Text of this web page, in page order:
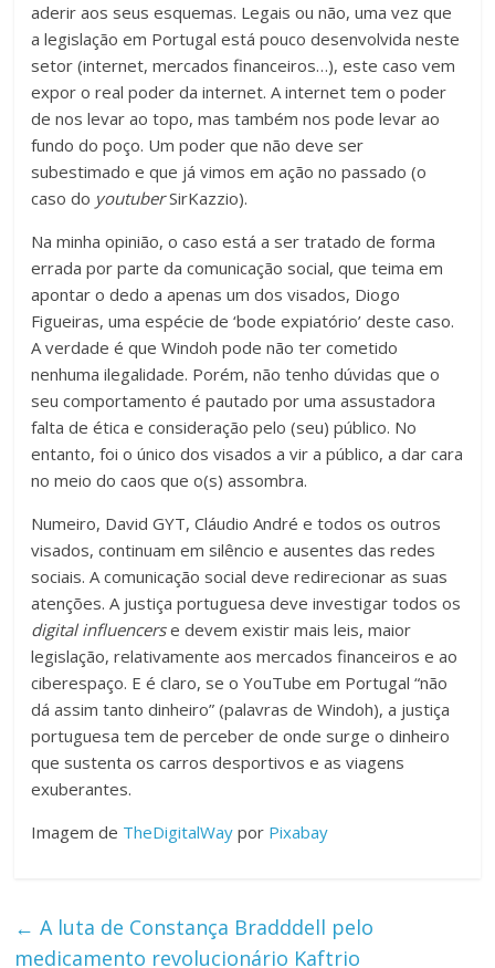
aderir aos seus esquemas. Legais ou não, uma vez que
a legislação em Portugal está pouco desenvolvida neste
setor (internet, mercados financeiros…), este caso vem
expor o real poder da internet. A internet tem o poder
de nos levar ao topo, mas também nos pode levar ao
fundo do poço. Um poder que não deve ser
subestimado e que já vimos em ação no passado (o
caso do youtuberSirKazzio).
Na minha opinião, o caso está a ser tratado de forma
errada por parte da comunicação social, que teima em
apontar o dedo a apenas um dos visados, Diogo
Figueiras, uma espécie de ‘bode expiatório’ deste caso.
A verdade é que Windoh pode não ter cometido
nenhuma ilegalidade. Porém, não tenho dúvidas que o
seu comportamento é pautado por uma assustadora
falta de ética e consideração pelo (seu) público. No
entanto, foi o único dos visados a vir a público, a dar cara
no meio do caos que o(s) assombra.
Numeiro, David GYT, Cláudio André e todos os outros
visados, continuam em silêncio e ausentes das redes
sociais. A comunicação social deve redirecionar as suas
atenções. A justiça portuguesa deve investigar todos os
digital influencerse devem existir mais leis, maior
legislação, relativamente aos mercados financeiros e ao
ciberespaço. E é claro, se o YouTube em Portugal “não
dá assim tanto dinheiro” (palavras de Windoh), a justiça
portuguesa tem de perceber de onde surge o dinheiro
que sustenta os carros desportivos e as viagens
exuberantes.
Imagem de TheDigitalWay por Pixabay
← A luta de Constança Bradddell pelo
medicamento revolucionário Kaftrio